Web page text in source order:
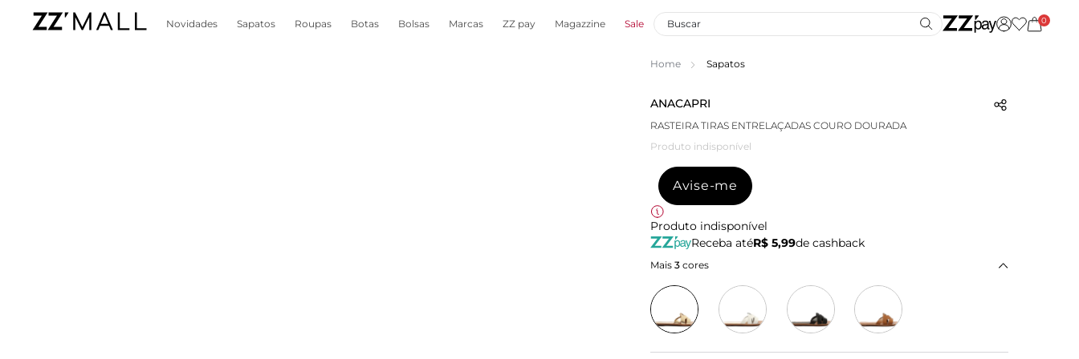
Novidades Sapatos Roupas Botas Bolsas Marcas ZZ pay Magazzine Sale 0
Home Sapatos
ANACAPRI
RASTEIRA TIRAS ENTRELAÇADAS COURO DOURADA
Produto indisponível
Avise-me
Produto indisponível
Receba atéR$ 5,99de cashback
Mais 3 cores